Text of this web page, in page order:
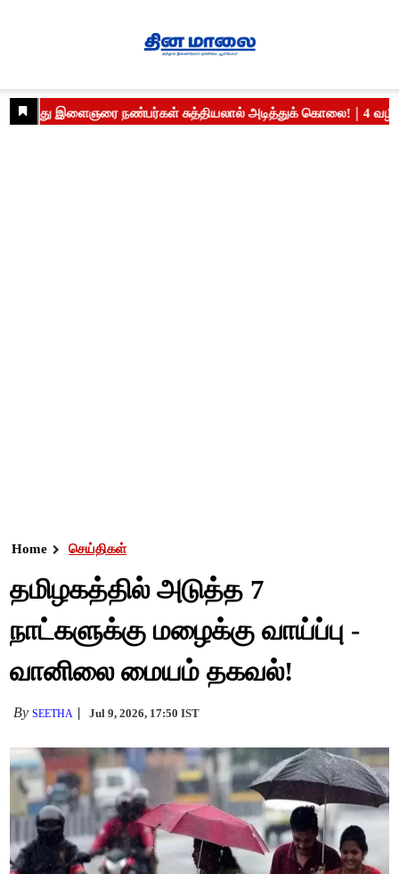
Home செய்திகள்
தமிழகத்தில் அடுத்த 7
நாட்களுக்கு மழைக்கு வாய்ப்பு -
வானிலை மையம் தகவல்!
BySEETHA Jul 9, 2026, 17:50 IST